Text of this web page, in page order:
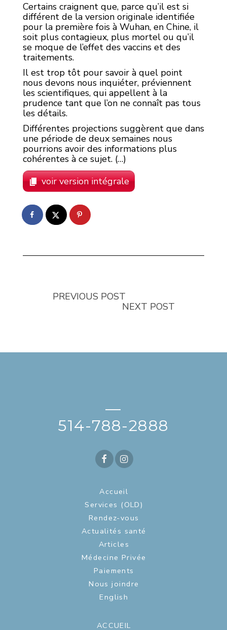
Certains craignent que, parce qu’il est si
différent de la version originale identifiée
pour la première fois à Wuhan, en Chine, il
soit plus contagieux, plus mortel ou qu’il
se moque de l’effet des vaccins et des
traitements.
Il est trop tôt pour savoir à quel point
nous devons nous inquiéter, préviennent
les scientifiques, qui appellent à la
prudence tant que l’on ne connaît pas tous
les détails.
Différentes projections suggèrent que dans
une période de deux semaines nous
pourrions avoir des informations plus
cohérentes à ce sujet. (…)
voir version intégrale
PREVIOUS POST
NEXT POST
—
514-788-2888
Accueil
Services (OLD)
Rendez-vous
Actualités santé
Articles
Médecine Privée
Paiements
Nous joindre
English
ACCUEIL